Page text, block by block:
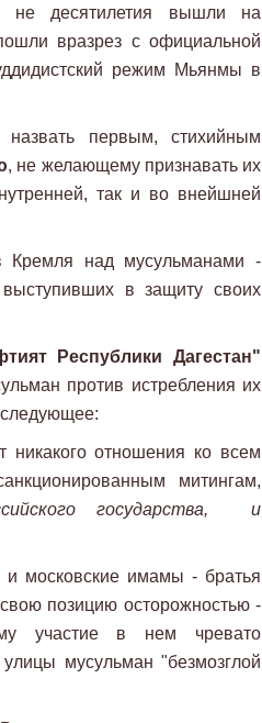
десятилетия вышли на
вразрез с официальной
режим Мьянмы в
первым, стихийным
, не желающему признавать их
так и во внейшней
Кремля над мусульманами -
в защиту своих
Республики Дагестан"
против истребления их
никакого отношения ко всем
митингам,
государства, и
и московские имамы - братья
позицию осторожностью -
участие в нем чревато
мусульман "безмозглой